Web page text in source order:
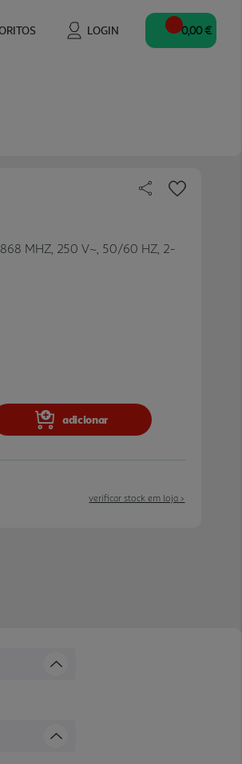
LOGIN 0,00 €
MHZ, 250 V~, 50/60 HZ, 2-
adicionar
verificar stock em loja >